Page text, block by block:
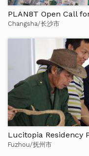
Changsha/长沙市
Lucitopia Residency
Fuzhou/抚州市